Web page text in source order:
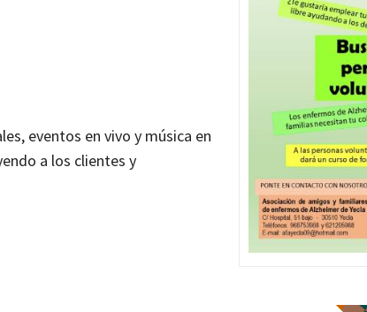
eventos en vivo y música en
a los clientes y